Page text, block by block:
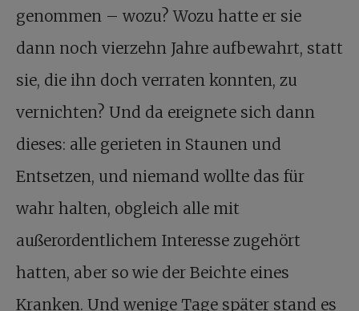
genommen – wozu? Wozu hatte er sie
dann noch vierzehn Jahre aufbewahrt, statt
sie, die ihn doch verraten konnten, zu
vernichten? Und da ereignete sich dann
dieses: alle gerieten in Staunen und
Entsetzen, und niemand wollte das für
wahr halten, obgleich alle mit
außerordentlichem Interesse zugehört
hatten, aber so wie der Beichte eines
Kranken. Und wenige Tage später stand es